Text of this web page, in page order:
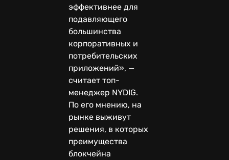
эффективнее для
подавляющего
большинства
корпоративных и
потребительских
приложений», —
считает топ-
менеджер NYDIG.
По его мнению, на
рынке выживут
решения, в которых
преимущества
блокчейна